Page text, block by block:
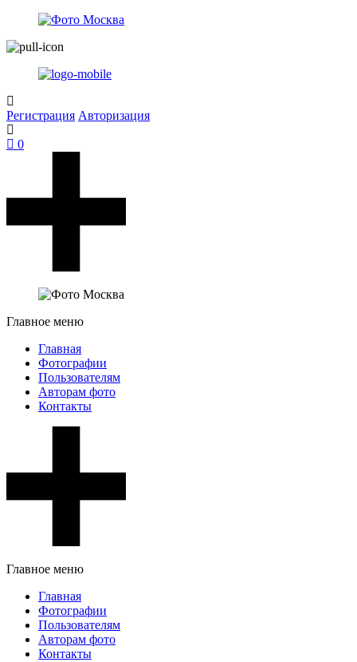
Регистрация Авторизация
0
Главное меню
Главная
Фотографии
Пользователям
Авторам фото
Контакты
Главное меню
Главная
Фотографии
Пользователям
Авторам фото
Контакты